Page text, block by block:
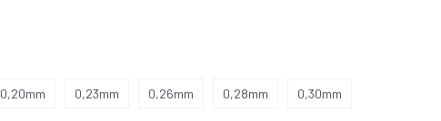
0,20mm 0,23mm 0,26mm 0,28mm 0,30mm